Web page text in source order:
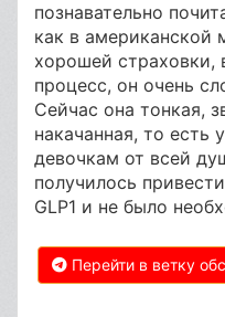
познавательно
как в американской
хорошей страховки,
процесс, он очень
Сейчас она тонкая,
накачанная, то есть
девочкам от всей
получилось
GLP1 и не было
Перейти в ветку